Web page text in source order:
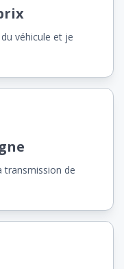
véhicule et je
transmission de